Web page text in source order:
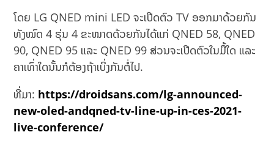
ໂດຍ LG QNED mini LED ຈະເປີດຕົວ TV ອອກມາດ້ວຍກັນ
ທັງໝົດ 4 ຮຸ່ນ 4 ຂະໜາດດ້ວຍກັນໄດ້ແກ່ QNED 58, QNED
90, QNED 95 ແລະ QNED 99 ສ່ວນຈະເປີດຕົວໃນມື້ໃດ ແລະ
ຄາເທົ່າໃດນັ້ນກໍຕ້ອງຖ້າເບິ່ງກັນຕໍ່ໄປ.
ທີ່ມາ: https://droidsans.com/lg-announced-
new-oled-andqned-tv-line-up-in-ces-2021-
live-conference/